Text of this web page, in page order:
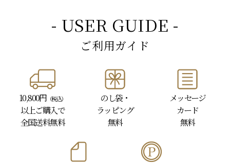
- USER GUIDE -
ご利用ガイド
10,800円 （税込）
以上ご購入で
全国送料無料
のし袋・
ラッピング
無料
メッセージ
カード
無料